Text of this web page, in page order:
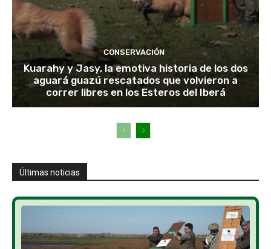
CONSERVACIÓN
Kuarahy y Jasy, la emotiva historia de los dos
aguará guazú rescatados que volvieron a
correr libres en los Esteros del Iberá
Últimas noticias